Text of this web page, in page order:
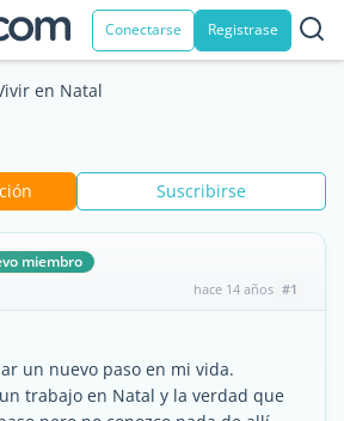
Conectarse Registrase
en Natal
Suscribirse
miembro
hace 14 años #1
un nuevo paso en mi vida.
trabajo en Natal y la verdad que